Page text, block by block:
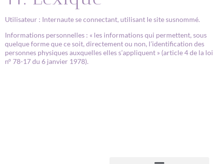
Utilisateur : Internaute se connectant, utilisant le site susnommé.
Informations personnelles : « les informations qui permettent, sous
quelque forme que ce soit, directement ou non, l’identification des
personnes physiques auxquelles elles s’appliquent » (article 4 de la loi
n° 78-17 du 6 janvier 1978).